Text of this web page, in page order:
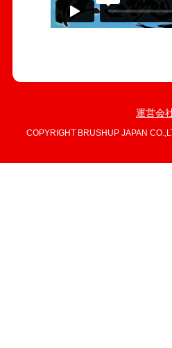
運営会
COPYRIGHT BRUSHUP JAPAN